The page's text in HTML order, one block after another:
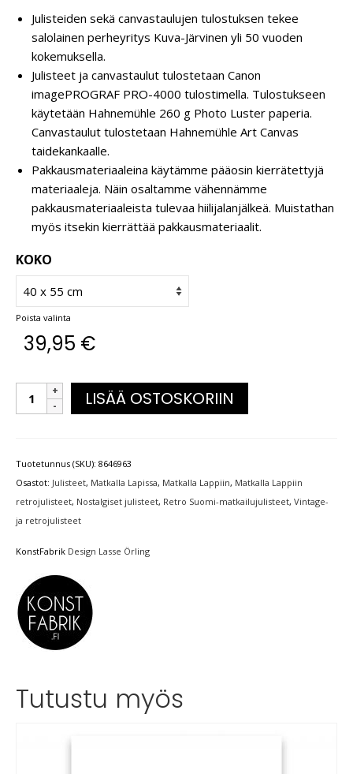
Julisteiden sekä canvastaulujen tulostuksen tekee
salolainen perheyritys Kuva-Järvinen yli 50 vuoden
kokemuksella.
Julisteet ja canvastaulut tulostetaan Canon
imagePROGRAF PRO-4000 tulostimella. Tulostukseen
käytetään Hahnemühle 260 g Photo Luster paperia.
Canvastaulut tulostetaan Hahnemühle Art Canvas
taidekankaalle.
Pakkausmateriaaleina käytämme pääosin kierrätettyjä
materiaaleja. Näin osaltamme vähennämme
pakkausmateriaaleista tulevaa hiilijalanjälkeä. Muistathan
myös itsekin kierrättää pakkausmateriaalit.
KOKO
Poista valinta
39,95 €
LISÄÄ OSTOSKORIIN
Tuotetunnus (SKU): 8646963
Osastot: Julisteet, Matkalla Lapissa, Matkalla Lappiin, Matkalla Lappiin
retrojulisteet, Nostalgiset julisteet, Retro Suomi-matkailujulisteet, Vintage-
ja retrojulisteet
KonstFabrik Design Lasse Örling
Tutustu myös